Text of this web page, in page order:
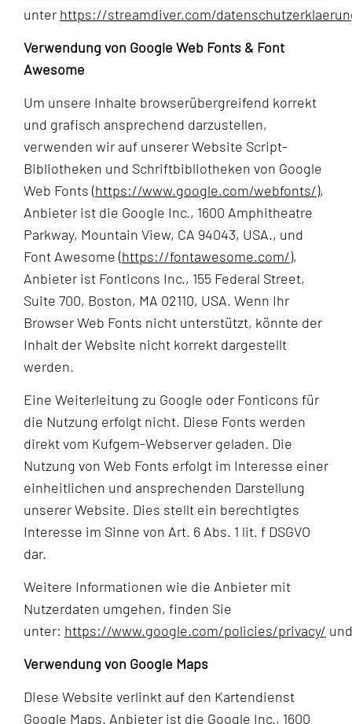
unter https://streamdiver.com/
Verwendung von Google Web Fonts & Font
Awesome
Um unsere Inhalte browserübergreifend korrekt
und grafisch ansprechend darzustellen,
verwenden wir auf unserer Website Script-
Bibliotheken und Schriftbibliotheken von Google
Web Fonts (https://www.google.com/webfonts/),
Anbieter ist die Google Inc., 1600 Amphitheatre
Parkway, Mountain View, CA 94043, USA., und
Font Awesome (https://fontawesome.com/),
Anbieter ist Fonticons Inc., 155 Federal Street,
Suite 700, Boston, MA 02110, USA. Wenn Ihr
Browser Web Fonts nicht unterstützt, könnte der
Inhalt der Website nicht korrekt dargestellt
werden.
Eine Weiterleitung zu Google oder Fonticons für
die Nutzung erfolgt nicht. Diese Fonts werden
direkt vom Kufgem-Webserver geladen. Die
Nutzung von Web Fonts erfolgt im Interesse einer
einheitlichen und ansprechenden Darstellung
unserer Website. Dies stellt ein berechtigtes
Interesse im Sinne von Art. 6 Abs. 1 lit. f DSGVO
dar.
Weitere Informationen wie die Anbieter mit
Nutzerdaten umgehen, finden Sie
unter: https://www.google.com/policies/privacy/
Verwendung von Google Maps
Diese Website verlinkt auf den Kartendienst
Google Maps. Anbieter ist die Google Inc., 1600